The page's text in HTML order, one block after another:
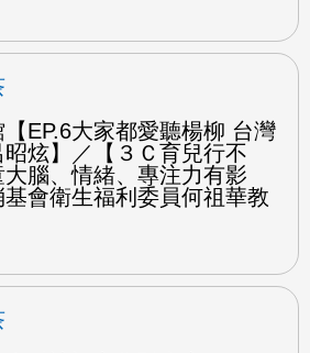
EP.6大家都愛聽楊柳 台灣
炫】／【３Ｃ育兒行不
腦、情緒、專注力有影
會衛生福利委員何祖華教